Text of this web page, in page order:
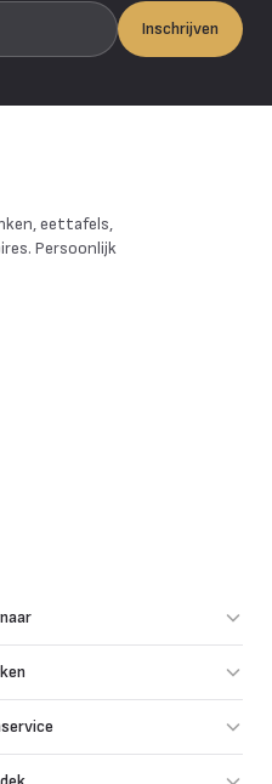
Inschrijven
eettafels,
Persoonlijk